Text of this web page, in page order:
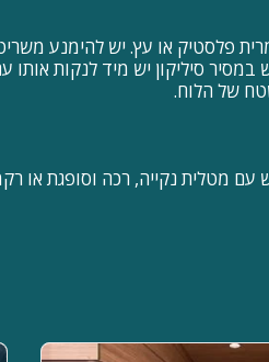
פלסטיק או עץ. יש להימנע
סיליקון יש מיד לנקות אותו
של הלוח.
עם מטלית נקייה, רכה וסופגת או